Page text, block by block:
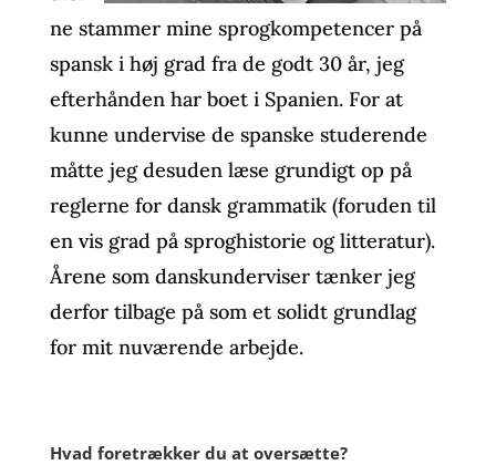
ne stammer mine sprogkompetencer på
spansk i høj grad fra de godt 30 år, jeg
efterhånden har boet i Spanien. For at
kunne undervise de spanske studerende
måtte jeg desuden læse grundigt op på
reglerne for dansk grammatik (foruden til
en vis grad på sproghistorie og litteratur).
Årene som danskunderviser tænker jeg
derfor tilbage på som et solidt grundlag
for mit nuværende arbejde.
Hvad foretrækker du at oversætte?